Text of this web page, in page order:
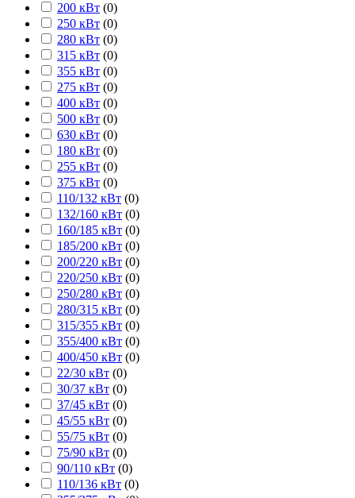
200 кВт (0)
250 кВт (0)
280 кВт (0)
315 кВт (0)
355 кВт (0)
275 кВт (0)
400 кВт (0)
500 кВт (0)
630 кВт (0)
180 кВт (0)
255 кВт (0)
375 кВт (0)
110/132 кВт (0)
132/160 кВт (0)
160/185 кВт (0)
185/200 кВт (0)
200/220 кВт (0)
220/250 кВт (0)
250/280 кВт (0)
280/315 кВт (0)
315/355 кВт (0)
355/400 кВт (0)
400/450 кВт (0)
22/30 кВт (0)
30/37 кВт (0)
37/45 кВт (0)
45/55 кВт (0)
55/75 кВт (0)
75/90 кВт (0)
90/110 кВт (0)
110/136 кВт (0)